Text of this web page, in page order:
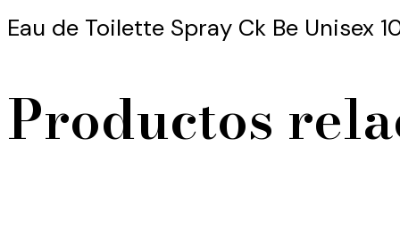
Eau de Toilette Spray Ck Be Unisex
Productos